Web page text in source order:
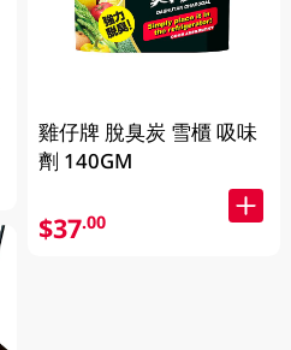
雞仔牌 脫臭炭 雪櫃 吸味
劑 140GM
$37.00